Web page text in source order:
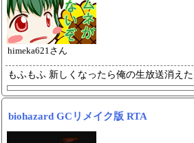
himeka621さん
もふもふ 新しくなったら俺の生放送消えた
biohazard GCリメイク版 RTA